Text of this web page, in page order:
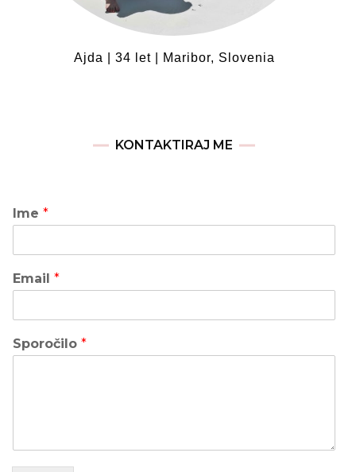
Ajda | 34 let | Maribor, Slovenia
KONTAKTIRAJ ME
Ime *
Email *
Sporočilo *